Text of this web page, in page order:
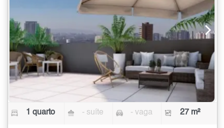
1 quarto - suíte - vaga 27 m²